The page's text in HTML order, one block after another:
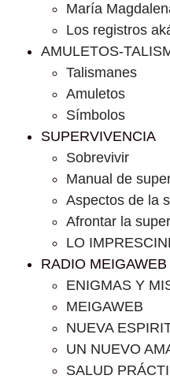
María
Los registros
AMULETOS-
Talismanes
Amuletos
Símbolos
SUPERVIVENCIA
Sobrevivir
Manual de
Aspectos de la
Afrontar la
LO
RADIO MEIGAWEB
ENIGMAS Y
MEIGAWEB
NUEVA
UN NUEVO
SALUD